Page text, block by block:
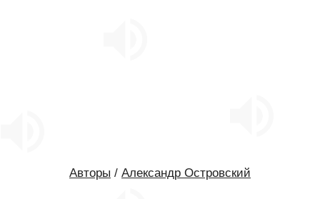
Авторы / Александр Островский